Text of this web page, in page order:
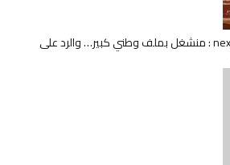
القاضي محمد صعب لـnextlb : منشغل بملف وطني كبير… والرد على